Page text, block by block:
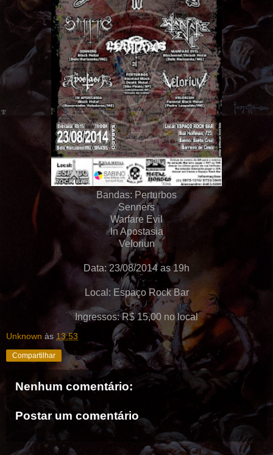
Bandas: Perturbos
Senners
Warfare Evil
In Apostasia
Veloriun
Data: 23/08/2014 as 19h
Local: Espaço Rock Bar
Ingressos: R$ 15,00 no local
Unknown às 13:53
Compartilhar
Nenhum comentário:
Postar um comentário